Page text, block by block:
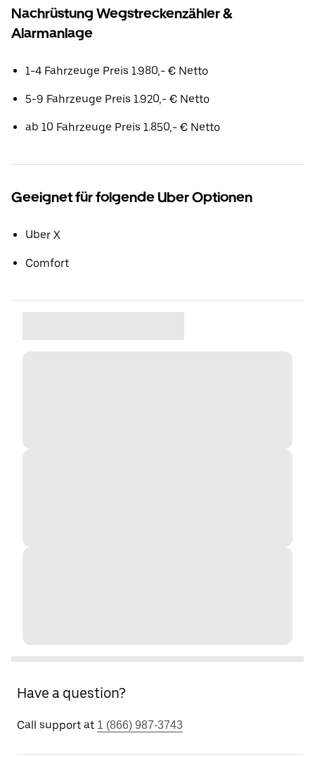
Nachrüstung Wegstreckenzähler &
Alarmanlage
1-4 Fahrzeuge Preis 1.980,- € Netto
5-9 Fahrzeuge Preis 1.920,- € Netto
ab 10 Fahrzeuge Preis 1.850,- € Netto
Geeignet für folgende Uber Optionen
Uber X
Comfort
Have a question?
Call support at 1 (866) 987-3743